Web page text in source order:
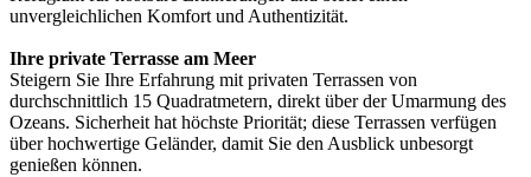
unvergleichlichen Komfort und Authentizität.
Ihre private Terrasse am Meer
Steigern Sie Ihre Erfahrung mit privaten Terrassen von
durchschnittlich 15 Quadratmetern, direkt über der Umarmung des
Ozeans. Sicherheit hat höchste Priorität; diese Terrassen verfügen
über hochwertige Geländer, damit Sie den Ausblick unbesorgt
genießen können.